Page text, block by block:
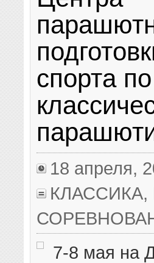
спорта по
18 апреля,
КЛАССИКА,
7-8 мая на